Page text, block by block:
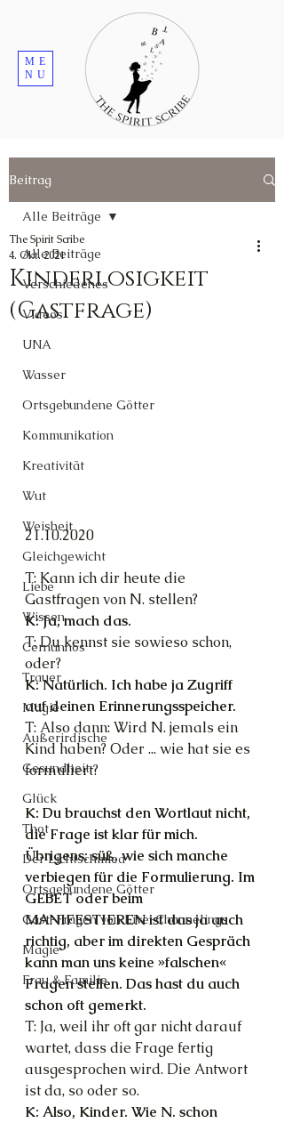
ME
NU
Beitrag
Alle Beiträge
Verschiedenes
Videos
UNA
Wasser
Ortsgebundene Götter
Kommunikation
Kreativität
Wut
Weisheit
Gleichgewicht
Liebe
Wissen
Cernunnos
Trauer
Magie
Außerirdische
Gesundheit
Glück
Thot
Der Lichtschmied
Ortsgebundene Götter
Gast-Fragen von Live-Channelings
Magie
Frau & Familie
Alle Beiträge
Kinderlosigkeit
(Gastfrage)
The Spirit Scribe
4. Okt. 2021
21.10.2020
T: Kann ich dir heute die
Gastfragen von N. stellen?
K: Ja, mach das.
T: Du kennst sie sowieso schon,
oder?
K: Natürlich. Ich habe ja Zugriff
auf deinen Erinnerungsspeicher.
T: Also dann: Wird N. jemals ein
Kind haben? Oder ... wie hat sie es
formuliert?
K: Du brauchst den Wortlaut nicht,
die Frage ist klar für mich.
Übrigens: süß, wie sich manche
verbiegen für die Formulierung. Im
GEBET oder beim
MANIFESTIEREN ist das ja auch
richtig, aber im direkten Gespräch
kann man uns keine »falschen«
Fragen stellen. Das hast du auch
schon oft gemerkt.
T: Ja, weil ihr oft gar nicht darauf
wartet, dass die Frage fertig
ausgesprochen wird. Die Antwort
ist da, so oder so.
K: Also, Kinder. Wie N. schon